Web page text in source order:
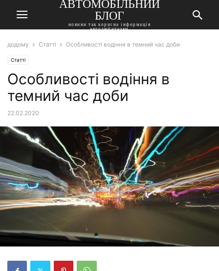
АВТОМОБІЛЬНИЙ
БЛОГ
новини так корисна інформація
автолюбителям
додому Статті Особливості водіння в темний час доби
Статті
Особливості водіння в
темний час доби
22.02.2020